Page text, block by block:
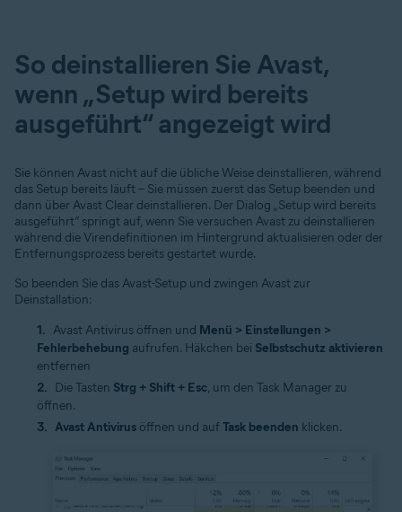
So deinstallieren Sie Avast,
wenn „Setup wird bereits
ausgeführt“ angezeigt wird
Sie können Avast nicht auf die übliche Weise deinstallieren, während
das Setup bereits läuft – Sie müssen zuerst das Setup beenden und
dann über Avast Clear deinstallieren. Der Dialog „Setup wird bereits
ausgeführt“ springt auf, wenn Sie versuchen Avast zu deinstallieren
während die Virendefinitionen im Hintergrund aktualisieren oder der
Entfernungsprozess bereits gestartet wurde.
So beenden Sie das Avast-Setup und zwingen Avast zur
Deinstallation:
Avast Antivirus öffnen und Menü > Einstellungen >
Fehlerbehebung aufrufen. Häkchen bei Selbstschutz aktivieren
entfernen
Die Tasten Strg + Shift + Esc, um den Task Manager zu
öffnen.
Avast Antivirus öffnen und aufTask beenden klicken.